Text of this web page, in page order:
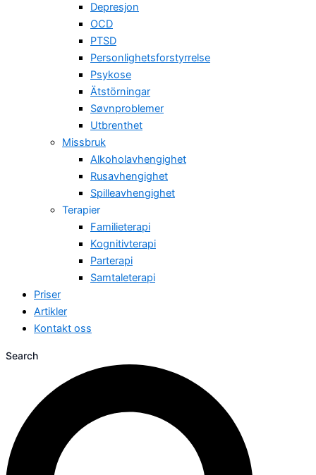
Depresjon
OCD
PTSD
Personlighetsforstyrrelse
Psykose
Ätstörningar
Søvnproblemer
Utbrenthet
Missbruk
Alkoholavhengighet
Rusavhengighet
Spilleavhengighet
Terapier
Familieterapi
Kognitivterapi
Parterapi
Samtaleterapi
Priser
Artikler
Kontakt oss
Search